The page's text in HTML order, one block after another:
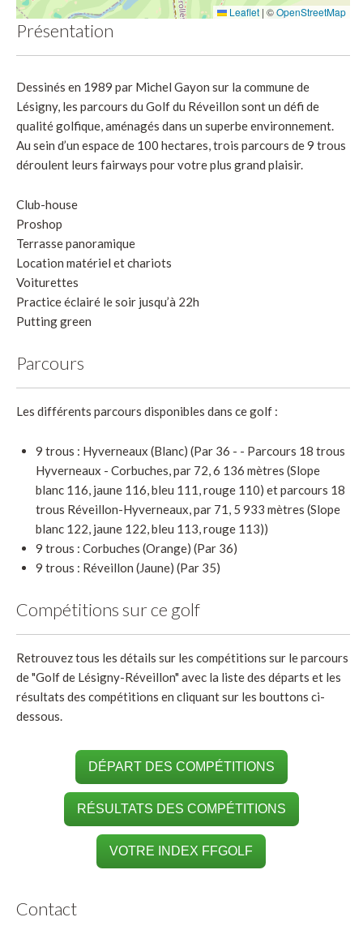
Leaflet | ©OpenStreetMap
Présentation
Dessinés en 1989 par Michel Gayon sur la commune de
Lésigny, les parcours du Golf du Réveillon sont un défi de
qualité golfique, aménagés dans un superbe environnement.
Au sein d’un espace de 100 hectares, trois parcours de 9 trous
déroulent leurs fairways pour votre plus grand plaisir.
Club-house
Proshop
Terrasse panoramique
Location matériel et chariots
Voiturettes
Practice éclairé le soir jusqu’à 22h
Putting green
Parcours
Les différents parcours disponibles dans ce golf :
9 trous : Hyverneaux (Blanc) (Par 36 - - Parcours 18 trous
Hyverneaux - Corbuches, par 72, 6 136 mètres (Slope
blanc 116, jaune 116, bleu 111, rouge 110) et parcours 18
trous Réveillon-Hyverneaux, par 71, 5 933 mètres (Slope
blanc 122, jaune 122, bleu 113, rouge 113))
9 trous : Corbuches (Orange) (Par 36)
9 trous : Réveillon (Jaune) (Par 35)
Compétitions sur ce golf
Retrouvez tous les détails sur les compétitions sur le parcours
de "Golf de Lésigny-Réveillon" avec la liste des départs et les
résultats des compétitions en cliquant sur les bouttons ci-
dessous.
DÉPART DES COMPÉTITIONS
RÉSULTATS DES COMPÉTITIONS
VOTRE INDEX FFGOLF
Contact